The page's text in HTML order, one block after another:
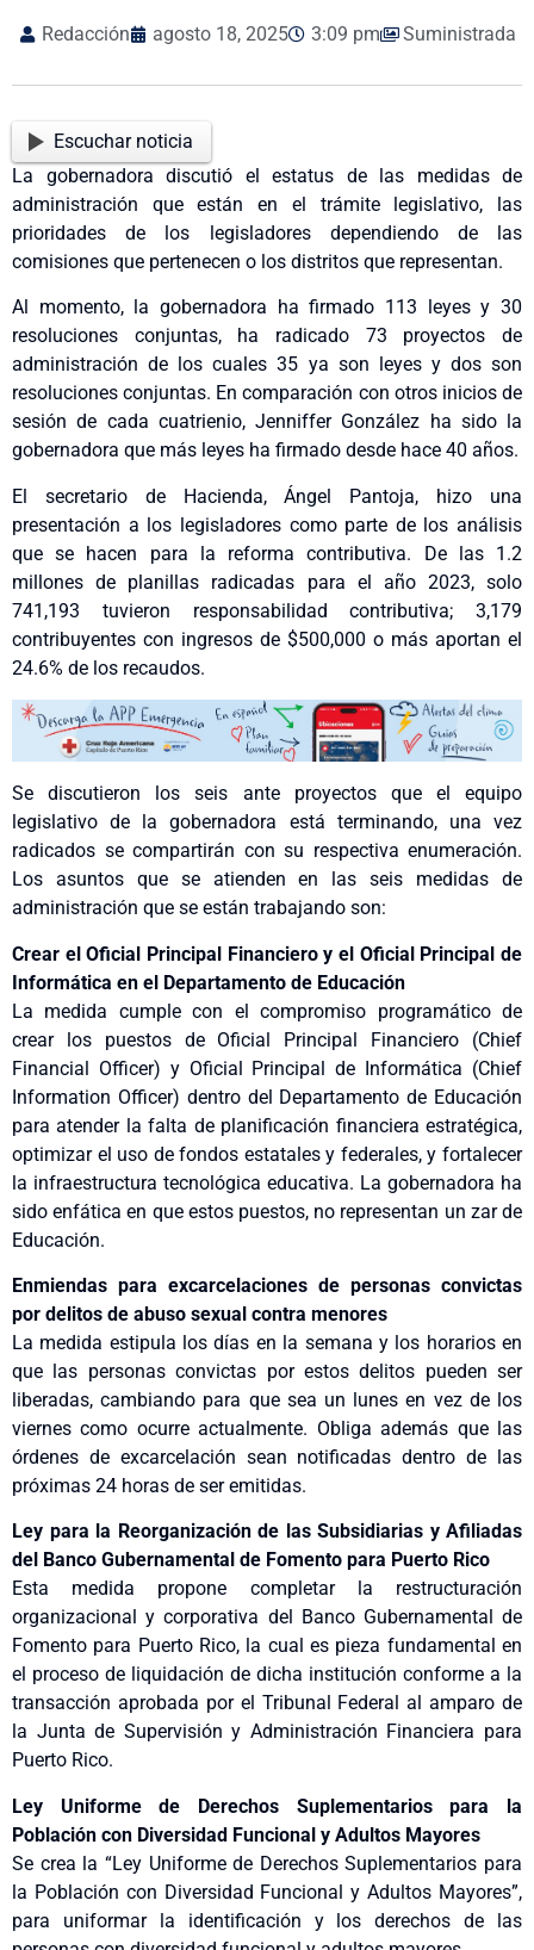
Redacción agosto 18, 2025 3:09 pm Suministrada
Escuchar noticia
La gobernadora discutió el estatus de las medidas de
administración que están en el trámite legislativo, las
prioridades de los legisladores dependiendo de las
comisiones que pertenecen o los distritos que representan.
Al momento, la gobernadora ha firmado 113 leyes y 30
resoluciones conjuntas, ha radicado 73 proyectos de
administración de los cuales 35 ya son leyes y dos son
resoluciones conjuntas. En comparación con otros inicios de
sesión de cada cuatrienio, Jenniffer González ha sido la
gobernadora que más leyes ha firmado desde hace 40 años.
El secretario de Hacienda, Ángel Pantoja, hizo una
presentación a los legisladores como parte de los análisis
que se hacen para la reforma contributiva. De las 1.2
millones de planillas radicadas para el año 2023, solo
741,193 tuvieron responsabilidad contributiva; 3,179
contribuyentes con ingresos de $500,000 o más aportan el
24.6% de los recaudos.
Se discutieron los seis ante proyectos que el equipo
legislativo de la gobernadora está terminando, una vez
radicados se compartirán con su respectiva enumeración.
Los asuntos que se atienden en las seis medidas de
administración que se están trabajando son:
Crear el Oficial Principal Financiero y el Oficial Principal de
Informática en el Departamento de Educación
La medida cumple con el compromiso programático de
crear los puestos de Oficial Principal Financiero (Chief
Financial Officer) y Oficial Principal de Informática (Chief
Information Officer) dentro del Departamento de Educación
para atender la falta de planificación financiera estratégica,
optimizar el uso de fondos estatales y federales, y fortalecer
la infraestructura tecnológica educativa. La gobernadora ha
sido enfática en que estos puestos, no representan un zar de
Educación.
Enmiendas para excarcelaciones de personas convictas
por delitos de abuso sexual contra menores
La medida estipula los días en la semana y los horarios en
que las personas convictas por estos delitos pueden ser
liberadas, cambiando para que sea un lunes en vez de los
viernes como ocurre actualmente. Obliga además que las
órdenes de excarcelación sean notificadas dentro de las
próximas 24 horas de ser emitidas.
Ley para la Reorganización de las Subsidiarias y Afiliadas
del Banco Gubernamental de Fomento para Puerto Rico
Esta medida propone completar la restructuración
organizacional y corporativa del Banco Gubernamental de
Fomento para Puerto Rico, la cual es pieza fundamental en
el proceso de liquidación de dicha institución conforme a la
transacción aprobada por el Tribunal Federal al amparo de
la Junta de Supervisión y Administración Financiera para
Puerto Rico.
Ley Uniforme de Derechos Suplementarios para la
Población con Diversidad Funcional y Adultos Mayores
Se crea la “Ley Uniforme de Derechos Suplementarios para
la Población con Diversidad Funcional y Adultos Mayores”,
para uniformar la identificación y los derechos de las